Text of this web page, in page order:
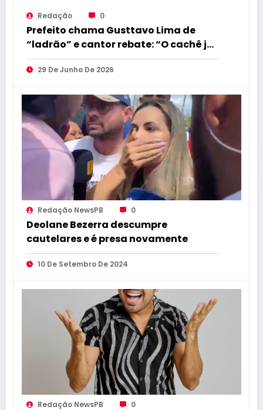
Redação 0
Prefeito chama Gusttavo Lima de
“ladrão” e cantor rebate: “O cachê já
foi devolvido”
29 De Junho De 2026
Redação NewsPB 0
Deolane Bezerra descumpre
cautelares e é presa novamente
10 De Setembro De 2024
Redação NewsPB 0